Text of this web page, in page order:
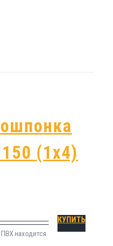
(1х4)
находится
КУПИТЬ